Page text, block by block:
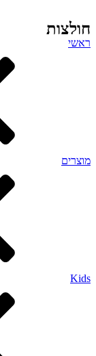
חולצות
ראשי
מוצרים
Kids